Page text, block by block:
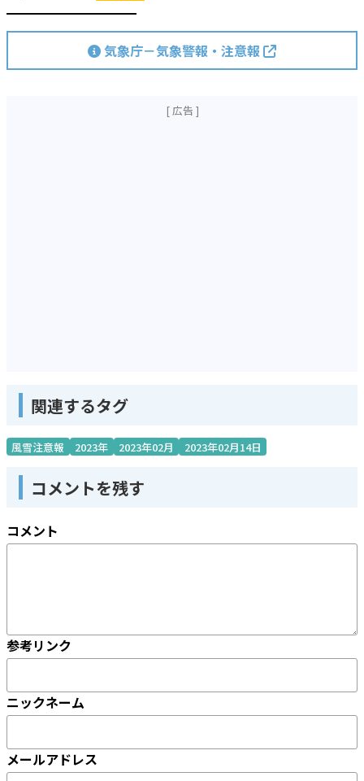
━━━━━━━━━━
気象庁－気象警報・注意報
関連するタグ
風雪注意報 2023年 2023年02月 2023年02月14日
コメントを残す
コメント
参考リンク
ニックネーム
メールアドレス